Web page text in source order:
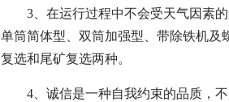
3、在运行过程中不会受天气因素
单筒简体型、双筒加强型、带除铁机
复选和尾矿复选两种。
4、诚信是一种自我约束的品质，